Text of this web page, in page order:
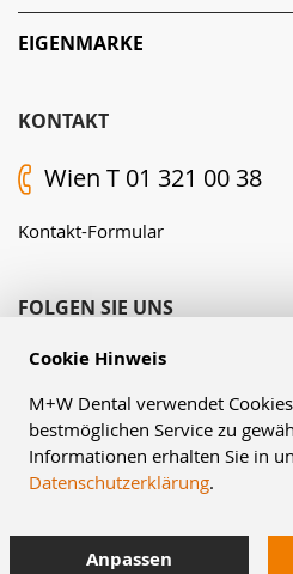
Cookie Hinweis
M+W Dental verwendet
bestmöglichen Service zu
Informationen erhalten Sie in
Datenschutzerklärung.
Anpassen
KONTAKT
Wien T 01 321 00 38
Kontakt-Formular
FOLGEN SIE UNS
EIGENMARKE